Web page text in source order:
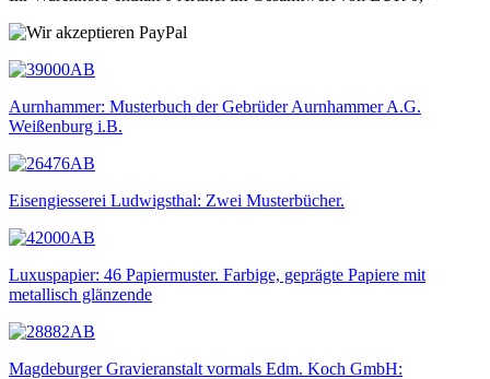
Aurnhammer: Musterbuch der Gebrüder Aurnhammer A.G.
Weißenburg i.B.
Eisengiesserei Ludwigsthal: Zwei Musterbücher.
Luxuspapier: 46 Papiermuster. Farbige, geprägte Papiere mit
metallisch glänzende
Magdeburger Gravieranstalt vormals Edm. Koch GmbH: